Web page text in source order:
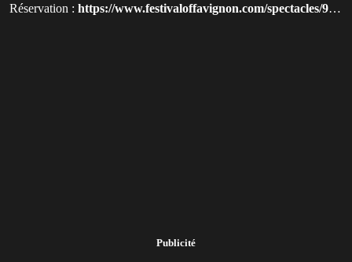
Réservation : https://www.festivaloffavignon.com/spectacles/9205-le-monde-va-mal-cabaret-drag-du-cercle-des-lopettes-disparues?utm_source=qluvis.com
Publicité